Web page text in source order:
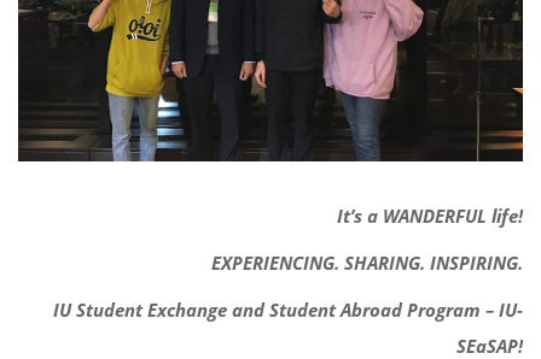
It’s a WANDERFUL life!
EXPERIENCING. SHARING. INSPIRING.
IU Student Exchange and Student AbroadProgram – IU-
SEaSAP!